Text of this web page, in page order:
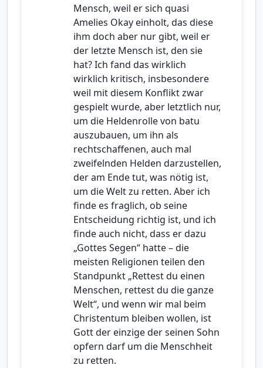
Mensch, weil er sich quasi
Amelies Okay einholt, das diese
ihm doch aber nur gibt, weil er
der letzte Mensch ist, den sie
hat? Ich fand das wirklich
wirklich kritisch, insbesondere
weil mit diesem Konflikt zwar
gespielt wurde, aber letztlich nur,
um die Heldenrolle von batu
auszubauen, um ihn als
rechtschaffenen, auch mal
zweifelnden Helden darzustellen,
der am Ende tut, was nötig ist,
um die Welt zu retten. Aber ich
finde es fraglich, ob seine
Entscheidung richtig ist, und ich
finde auch nicht, dass er dazu
„Gottes Segen“ hatte – die
meisten Religionen teilen den
Standpunkt „Rettest du einen
Menschen, rettest du die ganze
Welt“, und wenn wir mal beim
Christentum bleiben wollen, ist
Gott der einzige der seinen Sohn
opfern darf um die Menschheit
zu retten.